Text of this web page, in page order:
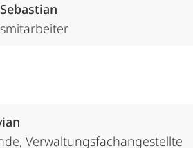
Verwaltungsfachangestellte